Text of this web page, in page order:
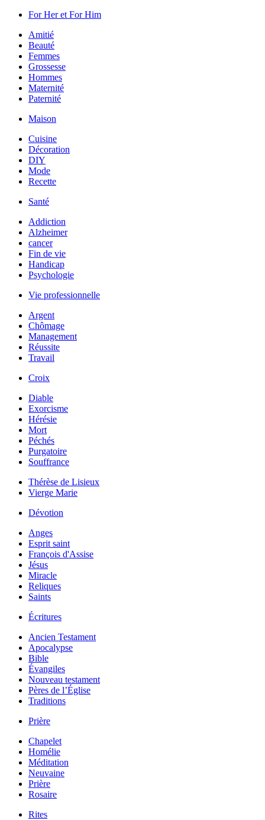
For Her et For Him
Amitié
Beauté
Femmes
Grossesse
Hommes
Maternité
Paternité
Maison
Cuisine
Décoration
DIY
Mode
Recette
Santé
Addiction
Alzheimer
cancer
Fin de vie
Handicap
Psychologie
Vie professionnelle
Argent
Chômage
Management
Réussite
Travail
Croix
Diable
Exorcisme
Hérésie
Mort
Péchés
Purgatoire
Souffrance
Thérèse de Lisieux
Vierge Marie
Dévotion
Anges
Esprit saint
François d'Assise
Jésus
Miracle
Reliques
Saints
Écritures
Ancien Testament
Apocalypse
Bible
Évangiles
Nouveau testament
Pères de l’Église
Traditions
Prière
Chapelet
Homélie
Méditation
Neuvaine
Prière
Rosaire
Rites